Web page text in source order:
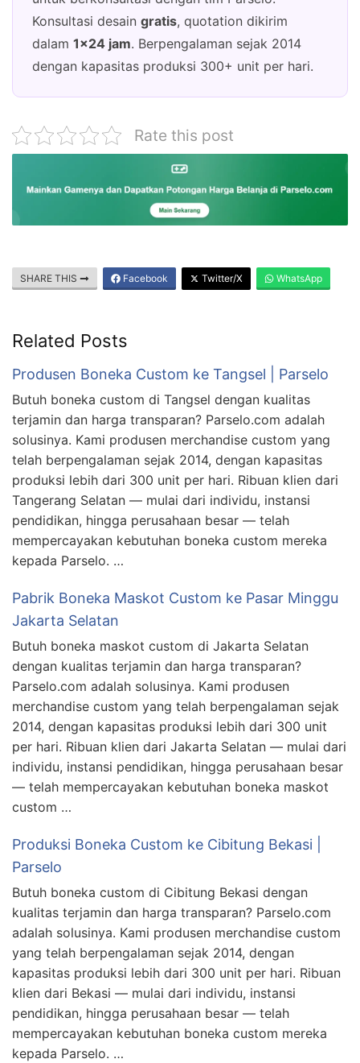
Konsultasi desain gratis, quotation dikirim
dalam 1×24 jam. Berpengalaman sejak 2014
dengan kapasitas produksi 300+ unit per hari.
Rate this post
SHARE THIS Facebook Twitter/X WhatsApp
Related Posts
Produsen Boneka Custom ke Tangsel | Parselo
Butuh boneka custom di Tangsel dengan kualitas
terjamin dan harga transparan? Parselo.com adalah
solusinya. Kami produsen merchandise custom yang
telah berpengalaman sejak 2014, dengan kapasitas
produksi lebih dari 300 unit per hari. Ribuan klien dari
Tangerang Selatan — mulai dari individu, instansi
pendidikan, hingga perusahaan besar — telah
mempercayakan kebutuhan boneka custom mereka
kepada Parselo. …
Pabrik Boneka Maskot Custom ke Pasar Minggu
Jakarta Selatan
Butuh boneka maskot custom di Jakarta Selatan
dengan kualitas terjamin dan harga transparan?
Parselo.com adalah solusinya. Kami produsen
merchandise custom yang telah berpengalaman sejak
2014, dengan kapasitas produksi lebih dari 300 unit
per hari. Ribuan klien dari Jakarta Selatan — mulai dari
individu, instansi pendidikan, hingga perusahaan besar
— telah mempercayakan kebutuhan boneka maskot
custom …
Produksi Boneka Custom ke Cibitung Bekasi |
Parselo
Butuh boneka custom di Cibitung Bekasi dengan
kualitas terjamin dan harga transparan? Parselo.com
adalah solusinya. Kami produsen merchandise custom
yang telah berpengalaman sejak 2014, dengan
kapasitas produksi lebih dari 300 unit per hari. Ribuan
klien dari Bekasi — mulai dari individu, instansi
pendidikan, hingga perusahaan besar — telah
mempercayakan kebutuhan boneka custom mereka
kepada Parselo. …